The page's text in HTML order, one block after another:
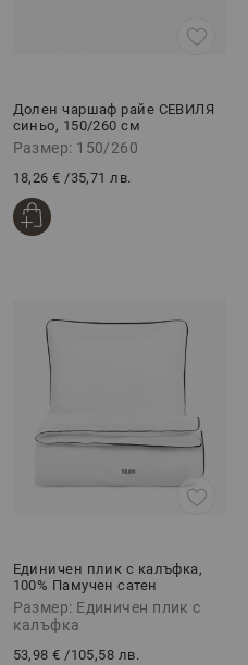
Долен чаршаф райе СЕВИЛЯ
синьо, 150/260 см
Размер: 150/260
18,26 € /35,71 лв.
Единичен плик с калъфка,
100% Памучен сатен
ПРЕМИУМ КЛАСИК ЧЕРНО, 2
части
Размер: Единичен плик с
калъфка
53,98 € /105,58 лв.